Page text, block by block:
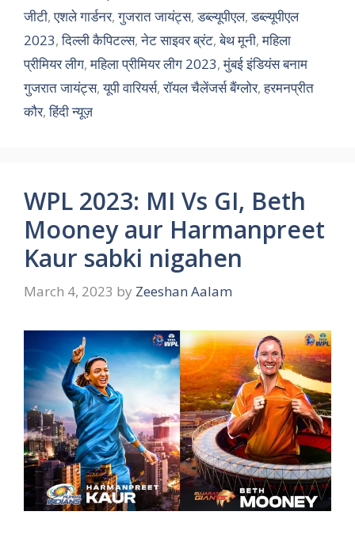
जीटी,एशले गार्डनर,गुजरात जायंट्स,डब्ल्यूपीएल,डब्ल्यूपीएल
2023,दिल्ली कैपिटल्स,नेट साइवर ब्रंट,बेथ मूनी,महिला
प्रीमियर लीग,महिला प्रीमियर लीग 2023,मुंबई इंडियंस बनाम
गुजरात जायंट्स,यूपी वारियर्स,रॉयल चैलेंजर्स बैंग्लोर,हरमनप्रीत
कौर,हिंदी न्यूज़
WPL 2023: MI Vs GI, Beth
Mooney aur Harmanpreet
Kaur sabki nigahen
March 4, 2023 by Zeeshan Aalam